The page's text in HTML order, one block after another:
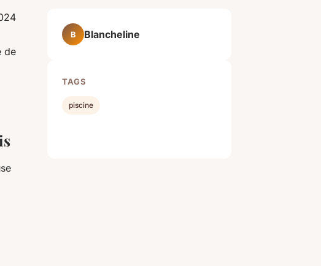
de
B Blancheline
TAGS
piscine